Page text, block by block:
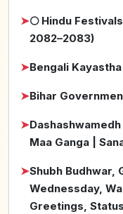
➤🌕 Hindu
2082–2083)
➤Bengali Kayastha
➤Bihar
➤
Maa Ganga |
➤Shubh Budhwar,
Wednessday,
Greetings,